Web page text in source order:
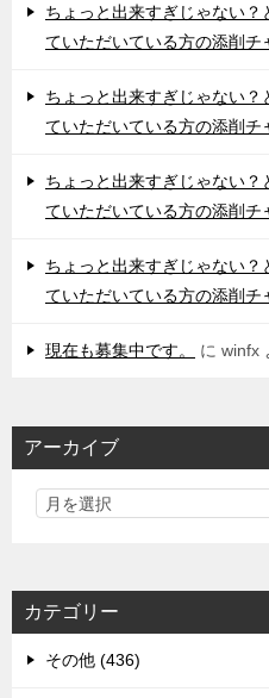
ちょっと出来すぎじゃない
ていただいている方の添削チ
ちょっと出来すぎじゃない
ていただいている方の添削チ
ちょっと出来すぎじゃない
ていただいている方の添削チ
ちょっと出来すぎじゃない
ていただいている方の添削チ
現在も募集中です。 に winfx
アーカイブ
カテゴリー
その他 (436)